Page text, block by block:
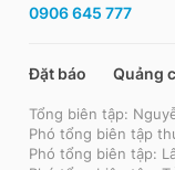
0906 645 777
Đặt báo Quảng
Tổng biên tập:
Phó tổng biên tập
Phó tổng biên tập: